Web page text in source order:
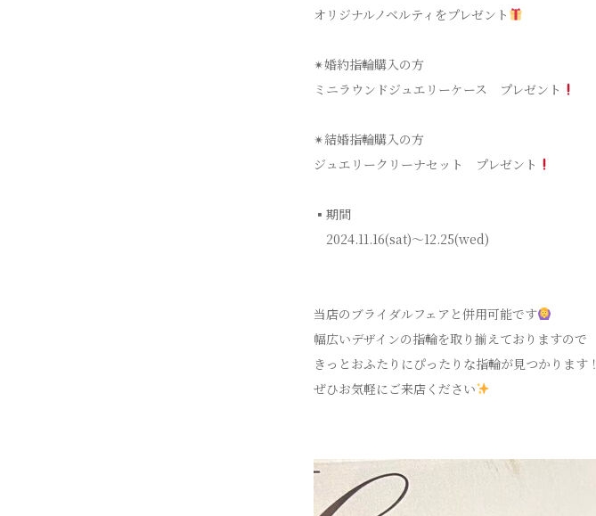
オリジナルノベルティをプレゼント
✴︎婚約指輪購入の方
ミニラウンドジュエリーケース プレゼント
✴︎結婚指輪購入の方
ジュエリークリーナセット プレゼント
▪︎期間
2024.11.16(sat)〜12.25(wed)
当店のブライダルフェアと併用可能です
幅広いデザインの指輪を取り揃えておりますので
きっとおふたりにぴったりな指輪が見つかります！
ぜひお気軽にご来店ください